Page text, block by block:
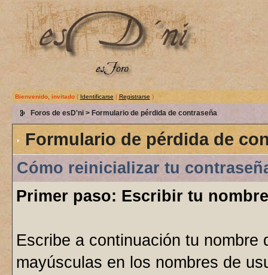
Bienvenido, invitado( Identificarse | Registrarse )
Foros de esD'ni> Formulario de pérdida de contraseña
Formulario de pérdida de
Cómo reinicializar tu
Primer paso: Escribir tu
Escribe a continuación tu nombre
mayúsculas en los nombres de